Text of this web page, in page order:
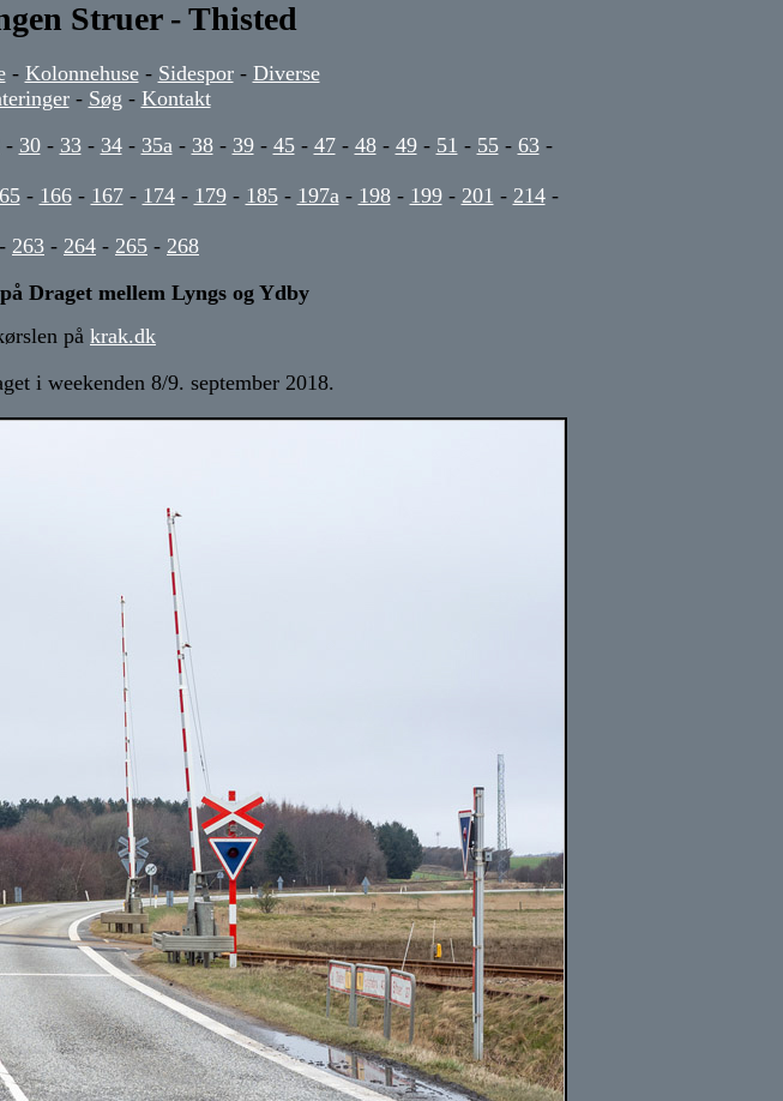
Struer - Thisted
- Kolonnehuse- Sidespor- Diverse
- Søg - Kontakt
- 30- 33- 34- 35a - 38- 39- 45- 47- 48- 49- 51 - 55- 63-
- 166- 167- 174- 179- 185- 197a - 198- 199- 201 - 214-
- 263 - 264 - 265 - 268
Draget mellem Lyngs og Ydby
på krak.dk
i weekenden 8/9. september 2018.